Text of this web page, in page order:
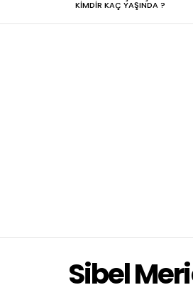
KIMDIR KAÇ YAŞINDA ?
Sibel